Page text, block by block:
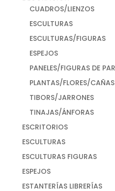
CUADROS/LIENZOS
ESCULTURAS
ESCULTURAS/FIGURAS
ESPEJOS
PANELES/FIGURAS DE
PLANTAS/FLORES/
TIBORS/JARRONES
TINAJAS/ÁNFORAS
ESCRITORIOS
ESCULTURAS
ESCULTURAS FIGURAS
ESPEJOS
ESTANTERÍAS LIBRERÍAS